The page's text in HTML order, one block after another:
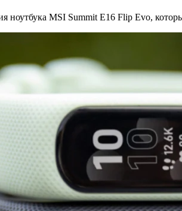
ноутбука MSI Summit E16 Flip Evo,